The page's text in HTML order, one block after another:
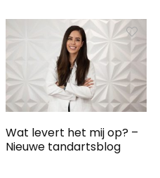
Wat levert het mij op? –
Nieuwe tandartsblog